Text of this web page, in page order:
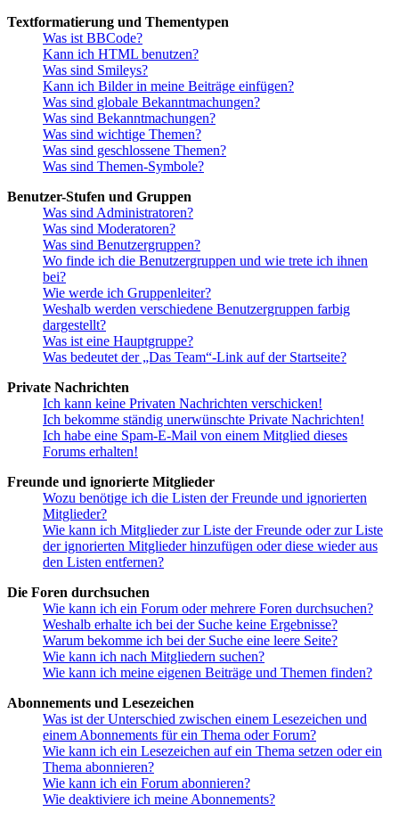
Textformatierung und Thementypen
Was ist BBCode?
Kann ich HTML benutzen?
Was sind Smileys?
Kann ich Bilder in meine Beiträge einfügen?
Was sind globale Bekanntmachungen?
Was sind Bekanntmachungen?
Was sind wichtige Themen?
Was sind geschlossene Themen?
Was sind Themen-Symbole?
Benutzer-Stufen und Gruppen
Was sind Administratoren?
Was sind Moderatoren?
Was sind Benutzergruppen?
Wo finde ich die Benutzergruppen und wie trete ich ihnen
bei?
Wie werde ich Gruppenleiter?
Weshalb werden verschiedene Benutzergruppen farbig
dargestellt?
Was ist eine Hauptgruppe?
Was bedeutet der „Das Team“-Link auf der Startseite?
Private Nachrichten
Ich kann keine Privaten Nachrichten verschicken!
Ich bekomme ständig unerwünschte Private Nachrichten!
Ich habe eine Spam-E-Mail von einem Mitglied dieses
Forums erhalten!
Freunde und ignorierte Mitglieder
Wozu benötige ich die Listen der Freunde und ignorierten
Mitglieder?
Wie kann ich Mitglieder zur Liste der Freunde oder zur Liste
der ignorierten Mitglieder hinzufügen oder diese wieder aus
den Listen entfernen?
Die Foren durchsuchen
Wie kann ich ein Forum oder mehrere Foren durchsuchen?
Weshalb erhalte ich bei der Suche keine Ergebnisse?
Warum bekomme ich bei der Suche eine leere Seite?
Wie kann ich nach Mitgliedern suchen?
Wie kann ich meine eigenen Beiträge und Themen finden?
Abonnements und Lesezeichen
Was ist der Unterschied zwischen einem Lesezeichen und
einem Abonnements für ein Thema oder Forum?
Wie kann ich ein Lesezeichen auf ein Thema setzen oder ein
Thema abonnieren?
Wie kann ich ein Forum abonnieren?
Wie deaktiviere ich meine Abonnements?